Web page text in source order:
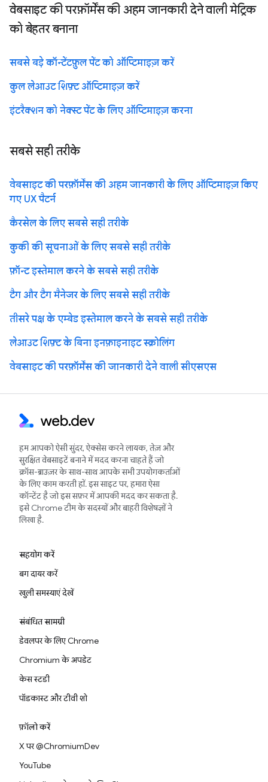
वेबसाइट की परफ़ॉर्मेंस की अहम जानकारी देने वाली मेट्रिक
को बेहतर बनाना
सबसे बड़े कॉन्टेंटफ़ुल पेंट को ऑप्टिमाइज़ करें
कुल लेआउट शिफ़्ट ऑप्टिमाइज़ करें
इंटरैक्शन को नेक्स्ट पेंट के लिए ऑप्टिमाइज़ करना
सबसे सही तरीके
वेबसाइट की परफ़ॉर्मेंस की अहम जानकारी के लिए ऑप्टिमाइज़ किए
गए UX पैटर्न
कैरसेल के लिए सबसे सही तरीके
कुकी की सूचनाओं के लिए सबसे सही तरीके
फ़ॉन्ट इस्तेमाल करने के सबसे सही तरीके
टैग और टैग मैनेजर के लिए सबसे सही तरीके
तीसरे पक्ष के एम्बेड इस्तेमाल करने के सबसे सही तरीके
लेआउट शिफ़्ट के बिना इनफ़ाइनाइट स्क्रोलिंग
वेबसाइट की परफ़ॉर्मेंस की जानकारी देने वाली सीएसएस
हम आपको ऐसी सुंदर, ऐक्सेस करने लायक, तेज़ और
सुरक्षित वेबसाइटें बनाने में मदद करना चाहते हैं जो
क्रॉस-ब्राउज़र के साथ-साथ आपके सभी उपयोगकर्ताओं
के लिए काम करती हों. इस साइट पर, हमारा ऐसा
कॉन्टेंट है जो इस सफ़र में आपकी मदद कर सकता है.
इसे Chrome टीम के सदस्यों और बाहरी विशेषज्ञों ने
लिखा है.
सहयोग करें
बग दायर करें
खुली समस्याएं देखें
संबंधित सामग्री
डेवलपर के लिए Chrome
Chromium के अपडेट
केस स्टडी
पॉडकास्ट और टीवी शो
फ़ॉलो करें
X पर @ChromiumDev
YouTube